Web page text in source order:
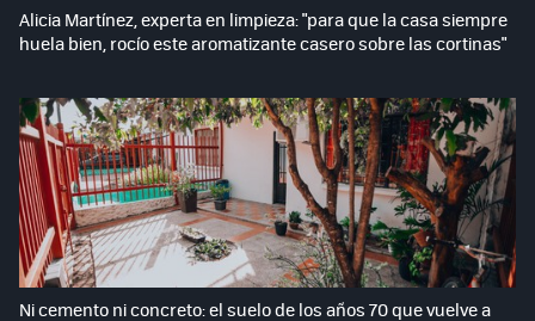
Alicia Martínez, experta en limpieza: "para que la casa siempre
huela bien, rocío este aromatizante casero sobre las cortinas"
Ni cemento ni concreto: el suelo de los años 70 que vuelve a